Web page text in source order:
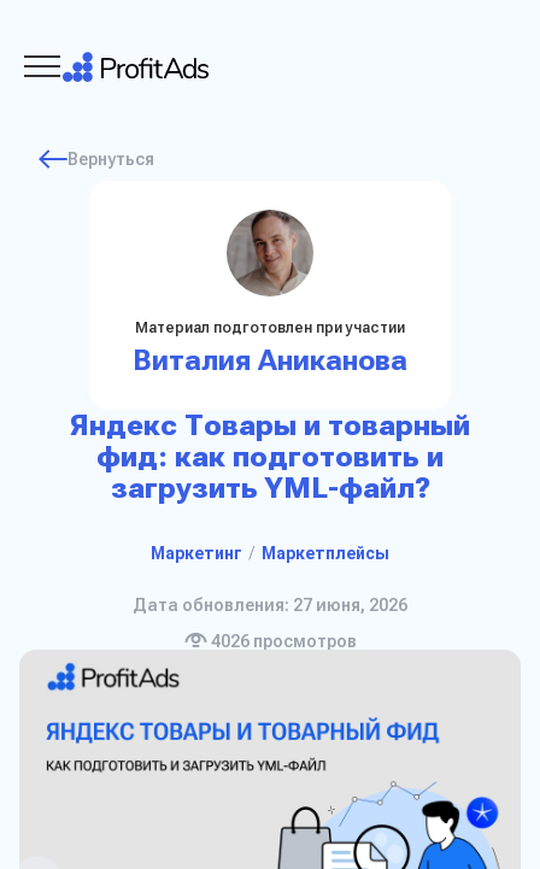
Материал подготовлен при участии
Виталия Аниканова
Вернуться
Яндекс Товары и товарный
фид: как подготовить и
загрузить YML-файл?
Маркетинг Маркетплейсы
Дата обновления: 27 июня, 2026
4026просмотров